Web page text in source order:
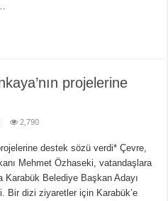
projelerine
2,790
destek sözü verdi* Çevre,
Mehmet Özhaseki, vatandaşlara
Karabük Belediye Başkan Adayı
Bir dizi ziyaretler için Karabük’e